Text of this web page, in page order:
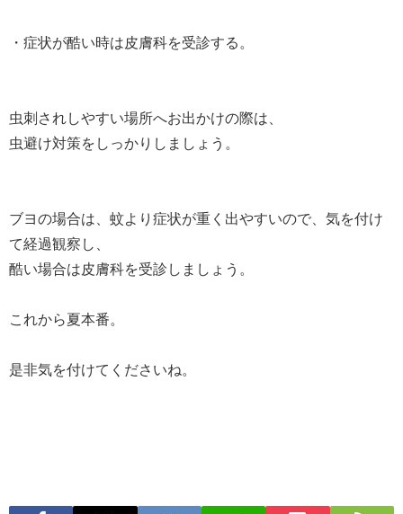
・症状が酷い時は皮膚科を受診する。
虫刺されしやすい場所へお出かけの際は、
虫避け対策をしっかりしましょう。
ブヨの場合は、蚊より症状が重く出やすいので、気を付け
て経過観察し、
酷い場合は皮膚科を受診しましょう。
これから夏本番。
是非気を付けてくださいね。